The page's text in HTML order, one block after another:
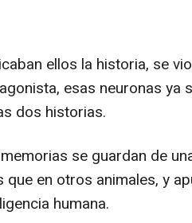
ellos la historia, se
esas neuronas ya
dos historias.
se guardan de
en otros animales, y
humana.